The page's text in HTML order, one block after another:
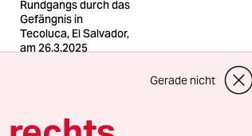
Rundgangs durch das
Gefängnis in
Tecoluca, El Salvador,
am 26.3.2025
Gerade nicht